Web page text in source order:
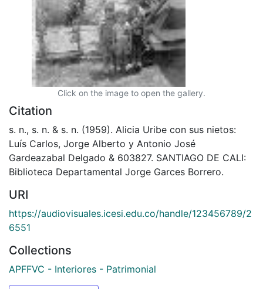
Click on the image to open the gallery.
Citation
s. n., s. n. & s. n. (1959). Alicia Uribe con sus nietos:
Luís Carlos, Jorge Alberto y Antonio José
Gardeazabal Delgado & 603827. SANTIAGO DE CALI:
Biblioteca Departamental Jorge Garces Borrero.
URI
https://audiovisuales.icesi.edu.co/handle/123456789/2
6551
Collections
APFFVC - Interiores - Patrimonial